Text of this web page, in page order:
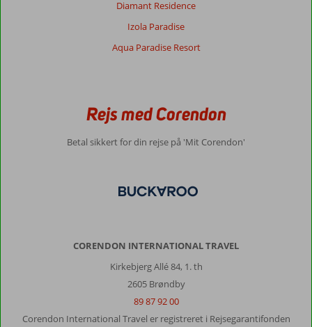
Diamant Residence
Izola Paradise
Aqua Paradise Resort
Rejs med Corendon
Betal sikkert for din rejse på 'Mit Corendon'
CORENDON INTERNATIONAL TRAVEL
Kirkebjerg Allé 84, 1. th
2605 Brøndby
89 87 92 00
Corendon International Travel er registreret i Rejsegarantifonden